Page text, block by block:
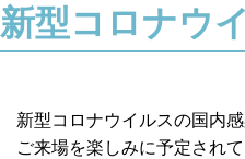
新型コロナウ
新型コロナウイルスの国内
ご来場を楽しみに予定され